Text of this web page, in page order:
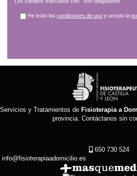
He leído lascondiciones de uso y acepto la
Servicios y Tratamientos de Fisioterapia a
provincia. Contáctanos sin
650 730 524
info@fisioterapiaadomicilio.es